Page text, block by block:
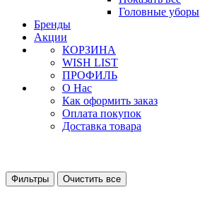
Головные уборы
Бренды
Акции
КОРЗИНА
WISH LIST
ПРОФИЛЬ
О Нас
Как оформить заказ
Оплата покупок
Доставка товара
Фильтры Очистить все